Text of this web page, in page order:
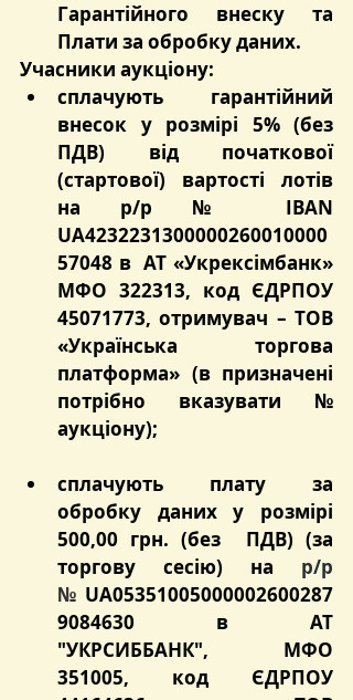
Гарантійного внеску та
Плати за обробку даних.
Учасники аукціону:
сплачують гарантійний
внесок у розмірі 5% (без
ПДВ) від початкової
(стартової) вартості лотів
на р/р № IBAN
UA4232231300000260010000
57048 в  АТ «Укрексімбанк»
МФО 322313, код ЄДРПОУ
45071773, отримувач – ТОВ
«Українська торгова
платформа» (в призначені
потрібно вказувати №
аукціону);
сплачують плату за
обробку даних у розмірі
500,00 грн. (без  ПДВ) (за
торгову сесію) на
№ UA05351005000002600287
9084630 в АТ
"УКРСИББАНК", МФО
351005, код ЄДРПОУ